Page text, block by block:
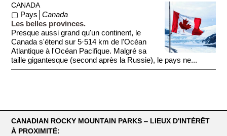
CANADA
▢ Pays│Canada
Les belles provinces.
Presque aussi grand qu'un continent, le
Canada s'étend sur 5·514 km de l'Océan
Atlantique à l'Océan Pacifique. Malgré sa
taille gigantesque (second après la Russie), le pays ne...
CANADIAN ROCKY MOUNTAIN PARKS ‒ LIEUX D'INTÉRÊT
À PROXIMITÉ: